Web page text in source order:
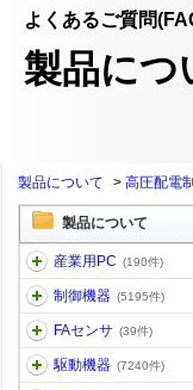
よくあるご質問
製品につ
製品について > 高圧配電
製品について
産業用PC (190件)
制御機器 (5195件)
FAセンサ (39件)
駆動機器 (7240件)